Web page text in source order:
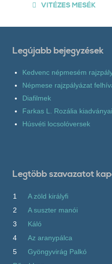
VITÉZES MESÉK
Legújabb bejegyzések
Kedvenc népmesém
Népmese rajzpályázat
Diafilmek
Farkas L. Rozália kiadványai
Húsvéti locsolóversek
Legtöbb szavazatot
1
A zöld királyfi
2
A suszter manói
3
Káló
4
Az aranypálca
5
Gyöngyvirág Palkó